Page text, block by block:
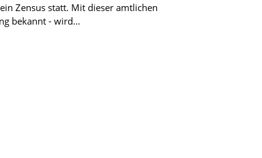
Zensus statt. Mit dieser amtlichen
bekannt - wird…